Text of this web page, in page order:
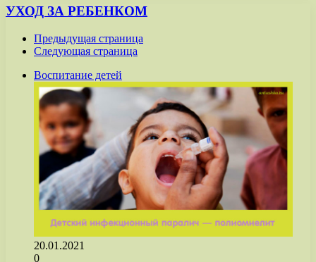
УХОД ЗА РЕБЕНКОМ
Предыдущая страница
Следующая страница
Воспитание детей
20.01.2021
0